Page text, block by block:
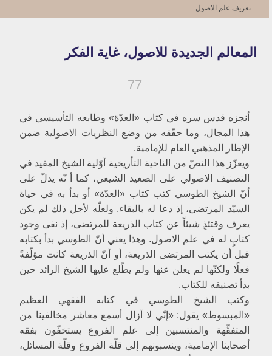
تعريف علم الاصول‏
تمهيد
موضوع علم الاصول
علم الاصول منطق الفقه
الاصول والفقه يمثّلان النظرية والتطبيق
جواز عمليّة الاستنباط
الوسائل الرئيسية للإثبات في علم الاصول
البيان الشرعي‏
الإدراك العقلي‏
الاتّجاهات المتعارضة في الإدراك العقلي
1- المعركة ضدّ استغلال العقل
القول بالتصويب
ردّ الفعل المعاكس في النطاق السنّي
تأريخ علم الاصول‏
مولد علم الاصول
الحاجةُ إلى علم الاصول تأريخيةٌ
التصنيف في علم الاصول
تطوّر علم النظرية وعلم التطبيق على يد الشيخ الطوسي
الوقوف النسبي للعلم
ابن إدريس يصف فترة التوقّف
تجدّد الحياة والحركة في البحث العلمي
[من‏] صاحب السرائر إلى صاحب المعالم
الصدمة التي مُنِيَ بها علم الاصول
المعالم الجديدة للاصول، غاية الفكر
77
أنجزه قدس سره في كتاب «العدّة» وطابعه التأسيسي في
هذا المجال، وما حقّقه من وضع النظريات الاصولية ضمن
الإطار المذهبي العام للإمامية.
ويعزّز هذا النصّ من الناحية التأريخية أوّلية الشيخ المفيد في
التصنيف الاصولي على الصعيد الشيعي، كما أ نّه يدلّ على‏
أنّ الشيخ الطوسي كتب كتاب «العدّة» أو بدأ به في حياة
السيّد المرتضى، إذ دعا له بالبقاء. ولعلّه لأجل ذلك لم يكن
يعرف وقتئذٍ شيئاً عن كتاب الذريعة للمرتضى، إذ نفى وجود
كتابٍ له في علم الاصول. وهذا يعني أنّ الطوسي بدأ بكتابه
قبل أن يكتب المرتضى الذريعة، أو أنّ الذريعة كانت مؤلّفةً
فعلًا ولكنّها لم يعلن عنها ولم يطّلع عليها الشيخ الرائد حين
بدأ تصنيفه للكتاب.
وكتب الشيخ الطوسي في كتابه الفقهي العظيم
«المبسوط» يقول: «إنّي لا أزال أسمع معاشر مخالفينا من
المتفقِّهة والمنتسبين إلى علم الفروع يستخفّون بفقه
أصحابنا الإمامية، وينسبونهم إلى قلّة الفروع وقلّة المسائل،